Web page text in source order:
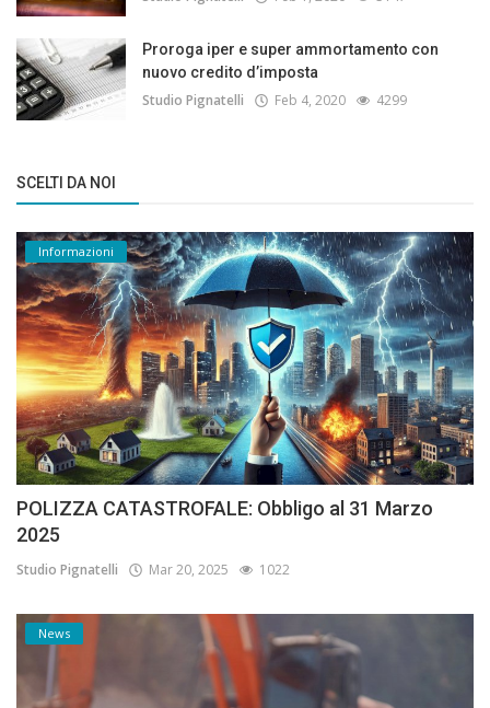
Proroga iper e super ammortamento con
nuovo credito d’imposta
Studio Pignatelli Feb 4, 2020 4299
SCELTI DA NOI
Informazioni
POLIZZA CATASTROFALE: Obbligo al 31 Marzo
2025
Studio Pignatelli Mar 20, 2025 1022
News